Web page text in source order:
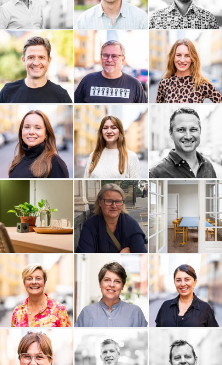
Olivedals IT AB NTG Air & Ocean AB Rude Consulting AB
Njord Analyse AB Myrdal Media Monkey in Silk
Michelle Hallén AB Mats Poltrago
Sara Bengtzon
Profilering
WhiteSpot Ventures AB
Webbreda VETA Advisor